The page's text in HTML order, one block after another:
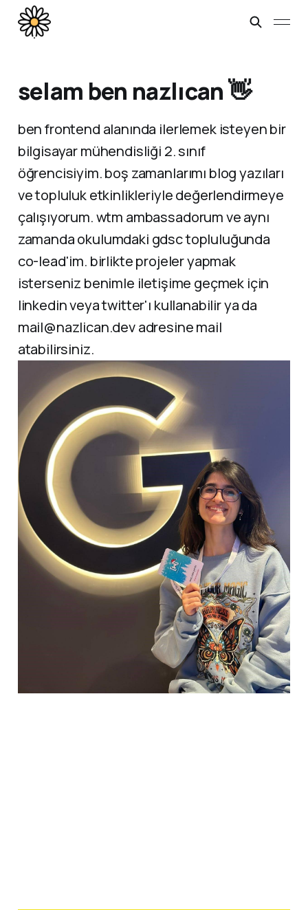
selam ben nazlıcan 👋
ben frontend alanında ilerlemek isteyen bir
bilgisayar mühendisliği 2. sınıf
öğrencisiyim. boş zamanlarımı blog yazıları
ve topluluk etkinlikleriyle değerlendirmeye
çalışıyorum. wtm ambassadorum ve aynı
zamanda okulumdaki gdsc topluluğunda
co-lead'im. birlikte projeler yapmak
isterseniz benimle iletişime geçmek için
linkedin veya twitter'ı kullanabilir ya da
mail@nazlican.dev adresine mail
atabilirsiniz.